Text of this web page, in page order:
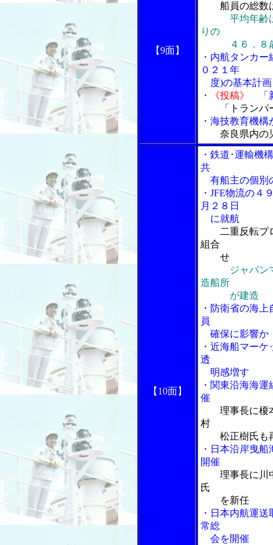
【9面】
船員の総数
平均年齢
りの
４６．８
・内航タンカ
０２１年
度)の基本計画
・
《投稿》
「
「トラン
・海技教育機
奈良県内の
【10面】
・鉄道･運輸機
共
有船主の個別
・JFE物流の４
月２８日
に就航
二重反転プ
組合
せ
ジャパン
造船所
が建造
・防衛省の海
員
確保に影響か
・近海船マー
透
明感増す
・関東沿海海
催
理事長に榎
村
松正樹氏も
・日本沿岸曳
開催
理事長に川
氏
を新任
・日本内航運
常総
会を開催